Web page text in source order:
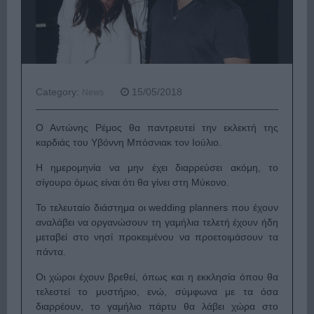
Category: News 15/05/2018
Ο Αντώνης Ρέμος θα παντρευτεί την εκλεκτή της
καρδιάς του Υβόννη Μπόσνιακ τον Ιούλιο.
Η ημερομηνία να μην έχει διαρρεύσει ακόμη, το
σίγουρο όμως είναι ότι θα γίνει στη Μύκονο.
Το τελευταίο διάστημα οι wedding planners που έχουν
αναλάβει να οργανώσουν τη γαμήλια τελετή έχουν ήδη
μεταβεί στο νησί προκειμένου να προετοιμάσουν τα
πάντα.
Οι χώροι έχουν βρεθεί, όπως και η εκκλησία όπου θα
τελεστεί το μυστήριο, ενώ, σύμφωνα με τα όσα
διαρρέουν, το γαμήλιο πάρτυ θα λάβει χώρα στο